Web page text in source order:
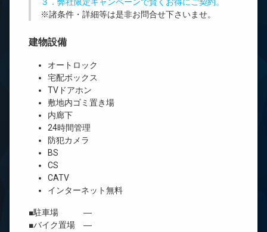
※諸条件・詳細等は是非お問合せ下さいませ。
建物設備
オートロック
宅配ボックス
TVドアホン
敷地内ゴミ置き場
内廊下
24時間管理
防犯カメラ
BS
CS
CATV
インターネット無料
■駐車場 ―
■バイク置場 ―